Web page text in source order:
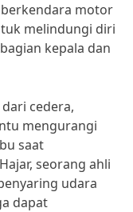
motor
melindungi diri
kepala dan
cedera,
mengurangi
saat
seorang ahli
udara
dapat